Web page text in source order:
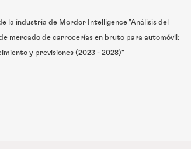
la industria de Mordor Intelligence "Análisis del
mercado de carrocerías en bruto para automóvil:
y previsiones (2023 - 2028)"